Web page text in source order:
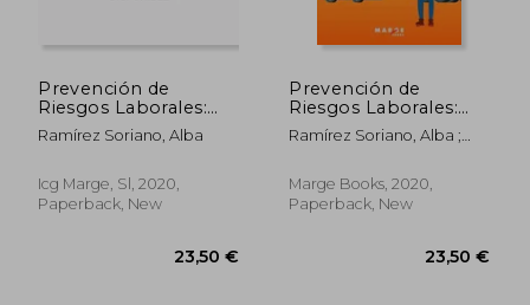
Prevención de
Riesgos Laborales:
Personal de Reparto
y de Conducción (in
Ramírez Soriano, Alba
Icg Marge, Sl, 2020,
Paperback, New
Prevención de
Riesgos Laborales:
Personal de
Transporte y Estiba
Ramírez Soriano, Alba ;
María
Marge Books, 2020,
Paperback, New